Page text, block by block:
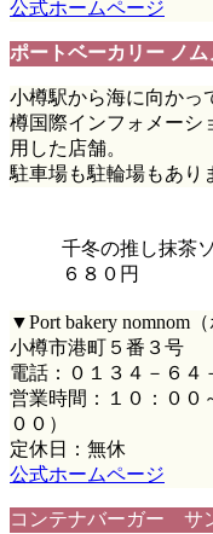
公式ホームページ
ポートベーカリー ノ
小樽駅から海に向かっ
樽国際インフォメーシ
用した店舗。
駐車場も駐輪場もあり
千冬の推し抹茶
６８０円
▼Port bakery nomnom
小樽市港町５番３号
電話：０１３４－６４
営業時間：１０：００
００）
定休日：無休
公式ホームページ
コンテナバーガー サ